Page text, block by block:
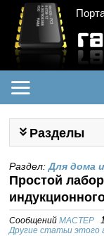
Разделы
Раздел:Для дома
Простой
СообщенийMACTEP
Другие статьи этого